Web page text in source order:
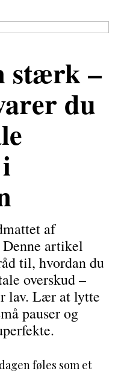
stærk –
du
af
Denne artikel
til, hvordan du
overskud –
lav. Lær at lytte
pauser og
føles som et